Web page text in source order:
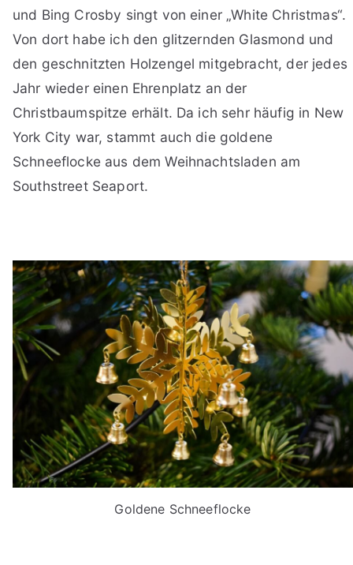
und Bing Crosby singt von einer „White Christmas“.
Von dort habe ich den glitzernden Glasmond und
den geschnitzten Holzengel mitgebracht, der jedes
Jahr wieder einen Ehrenplatz an der
Christbaumspitze erhält. Da ich sehr häufig in New
York City war, stammt auch die goldene
Schneeflocke aus dem Weihnachtsladen am
Southstreet Seaport.
Goldene Schneeflocke